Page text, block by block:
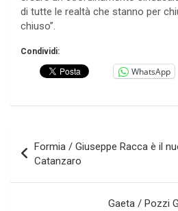
di tutte le realtà che stanno per
chiuso”.
Condividi:
WhatsApp
articoli
Formia / Giuseppe Racca è il
Catanzaro
Gaeta / Pozzi